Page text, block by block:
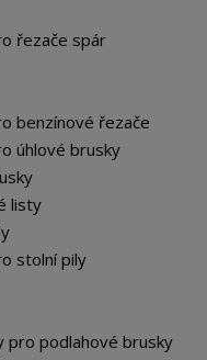
řezače spár
benzínové řezače
úhlové brusky
listy
stolní pily
pro podlahové brusky